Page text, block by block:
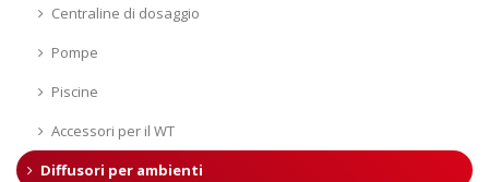
Centraline di dosaggio
Pompe
Piscine
Accessori per il WT
Diffusori per ambienti